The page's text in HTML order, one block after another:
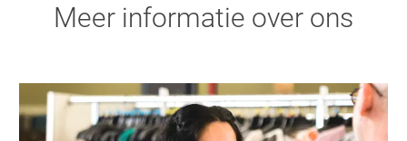
Meer informatie over ons